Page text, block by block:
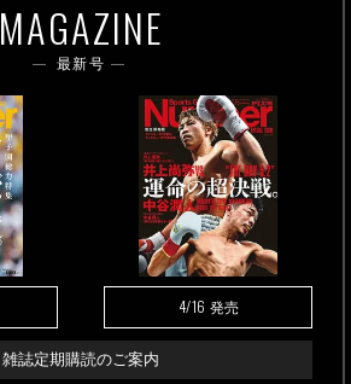
MAGAZINE
最新号
4/16 発売
雑誌定期購読のご案内